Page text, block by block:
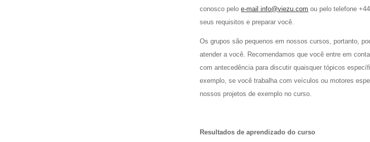
conosco peloe-mail info@viezu.com ou pelo telefone
seus requisitos e preparar você.
Os grupos são pequenos em nossos cursos, portanto,
atender a você. Recomendamos que você entre em
com antecedência para discutir quaisquer tópicos
exemplo, se você trabalha com veículos ou motores
nossos projetos de exemplo no curso.
Resultados de aprendizado do curso